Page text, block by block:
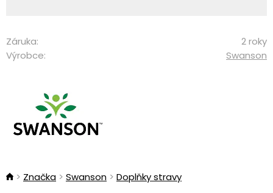
Záruka:
2 roky
Výrobce:
Swanson
Značka Swanson Doplňky stravy